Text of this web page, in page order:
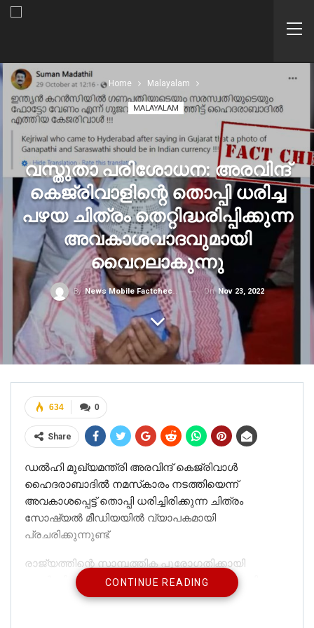
Home Malayalam
MALAYALAM
വസ്തുതാ പരിശോധന: അരവിന്ദ്
കെജ്‌രിവാളിന്റെ തൊപ്പി ധരിച്ച
പഴയ ചിത്രം തെറ്റിദ്ധരിപ്പിക്കുന്ന
അവകാശവാദവുമായി
വൈറലാകുന്നു
By News Mobile Factcheck Bureau OnNov 23, 2022
0
634
Share
ഡൽഹി മുഖ്യമന്ത്രി അരവിന്ദ് കെജ്‌രിവാൾ
ഹൈദരാബാദിൽ നമസ്‌കാരം നടത്തിയെന്ന്
അവകാശപ്പെട്ട് തൊപ്പി ധരിച്ചിരിക്കുന്ന ചിത്രം
സോഷ്യൽ മീഡിയയിൽ വ്യാപകമായി
പ്രചരിക്കുന്നുണ്ട്.
രാജ്യത്തിന്റെ സാമ്പത്തിക പുരോഗതിക്കായി
കറൻസി നോട്ടുകളിൽ ഗണപതിയുടെയും ലക്ഷ്മി
ദേവിയുടെയും ചിത്രങ്ങൾ പതിപ്പിക്കണമെന്ന്
CONTINUE READING